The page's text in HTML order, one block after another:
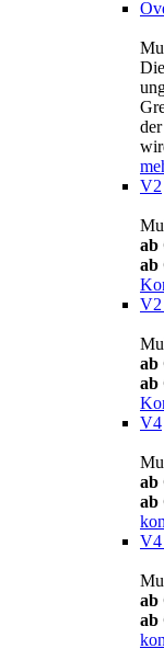
V2
ab
ab
V2
ab
ab
V4
ab
ab
V4
ab
ab